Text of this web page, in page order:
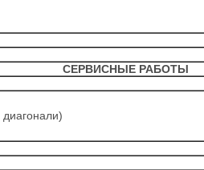
СЕРВИСНЫЕ РАБОТЫ